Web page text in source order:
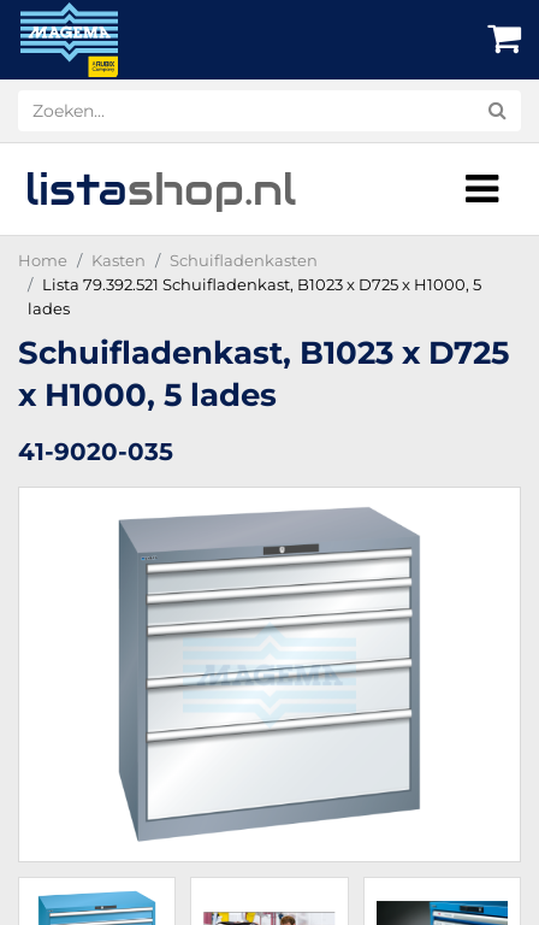
listashop.nl
Home Kasten
Schuifladenkasten
Lista 79.392.521 Schuifladenkast, B1023 x D725 x H1000, 5
lades
Schuifladenkast, B1023 x D725
x H1000, 5 lades
41-9020-035